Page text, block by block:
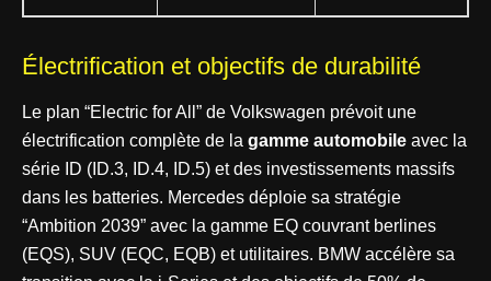
Électrification et objectifs de durabilité
Le plan “Electric for All” de Volkswagen prévoit une
électrification complète de la gamme automobile avec la
série ID (ID.3, ID.4, ID.5) et des investissements massifs
dans les batteries. Mercedes déploie sa stratégie
“Ambition 2039” avec la gamme EQ couvrant berlines
(EQS), SUV (EQC, EQB) et utilitaires. BMW accélère sa